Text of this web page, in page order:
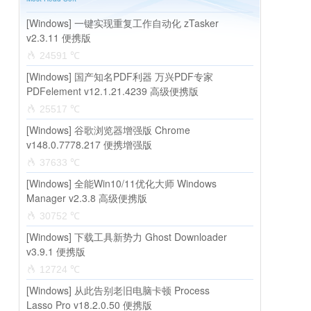
[Windows] 一键实现重复工作自动化 zTasker
v2.3.11 便携版
24591 ℃
[Windows] 国产知名PDF利器 万兴PDF专家
PDFelement v12.1.21.4239 高级便携版
25517 ℃
[Windows] 谷歌浏览器增强版 Chrome
v148.0.7778.217 便携增强版
37633 ℃
[Windows] 全能Win10/11优化大师 Windows
Manager v2.3.8 高级便携版
30752 ℃
[Windows] 下载工具新势力 Ghost Downloader
v3.9.1 便携版
12724 ℃
[Windows] 从此告别老旧电脑卡顿 Process
Lasso Pro v18.2.0.50 便携版